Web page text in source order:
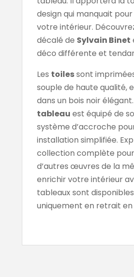
design qui manquait
votre intérieur.
décalé de Sylvain Binet
déco différente et
Les toilessont
souple de haute qualité,
dans un bois noir
tableau est équipé de
système d’accroche
installation simplifiée.
collection complète
d’autres œuvres de la
enrichir votre intérieur
tableaux sont disponibles
uniquement en retrait en